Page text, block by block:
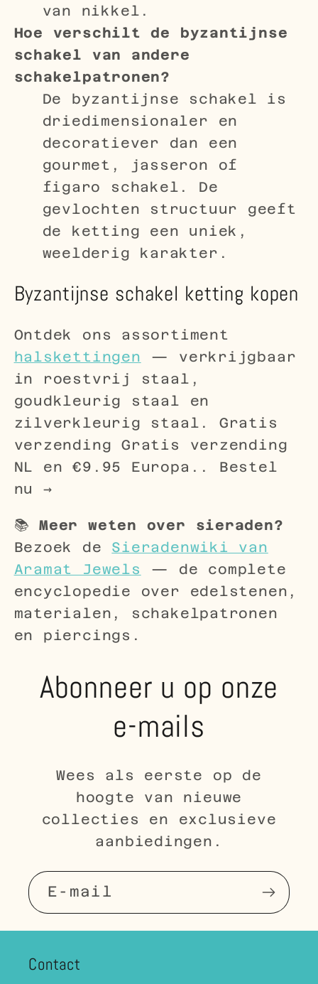
van nikkel.
Hoe verschilt de byzantijnse
schakel van andere
schakelpatronen?
De byzantijnse schakel is
driedimensionaler en
decoratiever dan een
gourmet, jasseron of
figaro schakel. De
gevlochten structuur geeft
de ketting een uniek,
weelderig karakter.
Byzantijnse schakel ketting kopen
Ontdek ons assortiment
halskettingen — verkrijgbaar
in roestvrij staal,
goudkleurig staal en
zilverkleurig staal. Gratis
verzending Gratis verzending
NL en €9.95 Europa.. Bestel
nu →
📚Meer weten over sieraden?
Bezoek de Sieradenwiki van
Aramat Jewels
— de complete
encyclopedie over edelstenen,
materialen, schakelpatronen
en piercings.
Abonneer u op onze
e-mails
Wees als eerste op de
hoogte van nieuwe
collecties en exclusieve
aanbiedingen.
E‑mail
Contact